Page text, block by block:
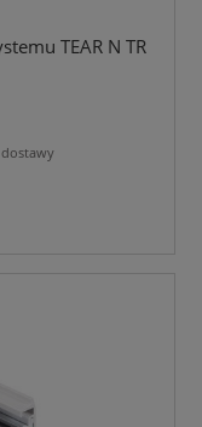
TEAR N TR
dostawy